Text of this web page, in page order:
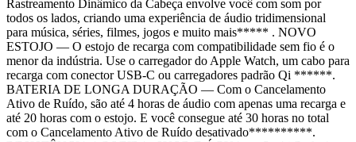
Rastreamento Dinâmico da Cabeça envolve você com som por
todos os lados, criando uma experiência de áudio tridimensional
para música, séries, filmes, jogos e muito mais***** . NOVO
ESTOJO — O estojo de recarga com compatibilidade sem fio é o
menor da indústria. Use o carregador do Apple Watch, um cabo para
recarga com conector USB-C ou carregadores padrão Qi ******.
BATERIA DE LONGA DURAÇÃO — Com o Cancelamento
Ativo de Ruído, são até 4 horas de áudio com apenas uma recarga e
até 20 horas com o estojo. E você consegue até 30 horas no total
com o Cancelamento Ativo de Ruído desativado**********.